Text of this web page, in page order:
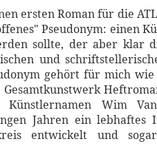
ersten Roman für die
Pseudonym: einen
sollte, der aber klar
und
gehört für mich
Wim
Jahren ein lebhaftes
entwickelt und